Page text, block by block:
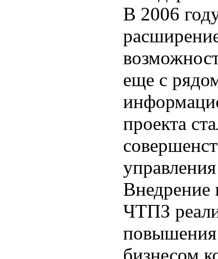
В 2006
еще с
проекта
Внедрение
ЧТПЗ
повышения
бизнесом